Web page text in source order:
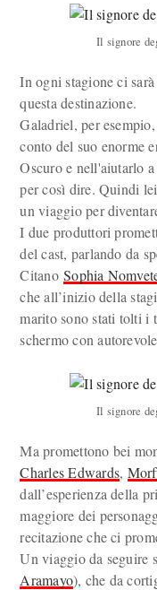
Il signore
In ogni stagione ci
questa destinazione.
Galadriel, per
conto del suo enorme
Oscuro e nell'aiutarlo
per così dire. Quindi
un viaggio per
I due produttori
del cast, parlando da
CitanoSophia
che all’inizio della
marito sono stati tolti i
schermo con
Il signore
Ma promettono bei
Charles Edwards,
dall’esperienza della
maggiore dei
recitazione che ci
Un viaggio da seguire
Aramayo), che da